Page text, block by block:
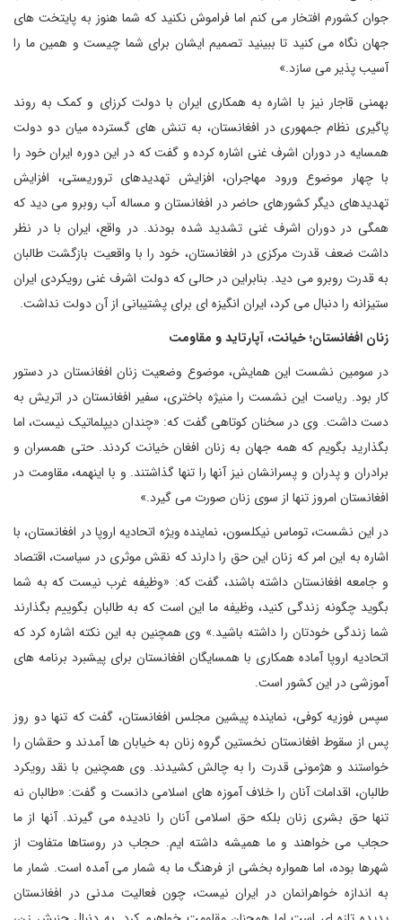
جوان کشورم افتخار می کنم اما فراموش نکنید که شما هنوز به پایتخت های
جهان نگاه می کنید تا ببینید تصمیم ایشان برای شما چیست و همین ما را
آسیب پذیر می سازد.»
بهمنی قاجار نیز با اشاره به همکاری ایران با دولت کرزای و کمک به روند
پاگیری نظام جمهوری در افغانستان، به تنش های گسترده میان دو دولت
همسایه در دوران اشرف غنی اشاره کرده و گفت که در این دوره ایران خود را
با چهار موضوع ورود مهاجران، افزایش تهدیدهای تروریستی، افزایش
تهدیدهای دیگر کشورهای حاضر در افغانستان و مساله آب روبرو می دید که
همگی در دوران اشرف غنی تشدید شده بودند. در واقع، ایران با در نظر
داشت ضعف قدرت مرکزی در افغانستان، خود را با واقعیت بازگشت طالبان
به قدرت روبرو می دید. بنابراین در حالی که دولت اشرف غنی رویکردی ایران
ستیزانه را دنبال می کرد، ایران انگیزه ای برای پشتیبانی از آن دولت نداشت.
زنان افغانستان؛ خیانت، آپارتاید و مقاومت
در سومین نشست این همایش، موضوع وضعیت زنان افغانستان در دستور
کار بود. ریاست این نشست را منیژه باختری، سفیر افغانستان در اتریش به
دست داشت. وی در سخنان کوتاهی گفت که: «چندان دیپلماتیک نیست، اما
بگذارید بگویم که همه جهان به زنان افغان خیانت کردند. حتی همسران و
برادران و پدران و پسرانشان نیز آنها را تنها گذاشتند. و با اینهمه، مقاومت در
افغانستان امروز تنها از سوی زنان صورت می گیرد.»
در این نشست، توماس نیکلسون، نماینده ویژه اتحادیه اروپا در افغانستان، با
اشاره به این امر که زنان این حق را دارند که نقش موثری در سیاست، اقتصاد
و جامعه افغانستان داشته باشند، گفت که: «وظیفه غرب نیست که به شما
بگوید چگونه زندگی کنید، وظیفه ما این است که به طالبان بگوییم بگذارند
شما زندگی خودتان را داشته باشید.» وی همچنین به این نکته اشاره کرد که
اتحادیه اروپا آماده همکاری با همسایگان افغانستان برای پیشبرد برنامه های
آموزشی در این کشور است.
سپس فوزیه کوفی، نماینده پیشین مجلس افغانستان، گفت که تنها دو روز
پس از سقوط افغانستان نخستین گروه زنان به خیابان ها آمدند و حقشان را
خواستند و هژمونی قدرت را به چالش کشیدند. وی همچنین با نقد رویکرد
طالبان، اقدامات آنان را خلاف آموزه های اسلامی دانست و گفت: «طالبان نه
تنها حق بشری زنان بلکه حق اسلامی آنان را نادیده می گیرند. آنها از ما
حجاب می خواهند و ما همیشه داشته ایم. حجاب در روستاها متفاوت از
شهرها بوده، اما همواره بخشی از فرهنگ ما به شمار می آمده است. شمار ما
به اندازه خواهرانمان در ایران نیست، چون فعالیت مدنی در افغانستان